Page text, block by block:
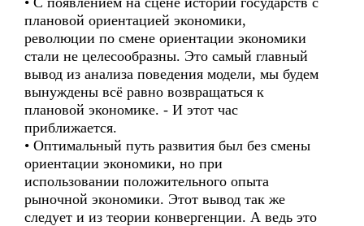
плановой ориентацией экономики,
революции по смене ориентации экономики
стали не целесообразны. Это самый главный
вывод из анализа поведения модели, мы будем
вынуждены всё равно возвращаться к
плановой экономике. - И этот час
приближается.
• Оптимальный путь развития был без смены
ориентации экономики, но при
использовании положительного опыта
рыночной экономики. Этот вывод так же
следует и из теории конвергенции. А ведь это